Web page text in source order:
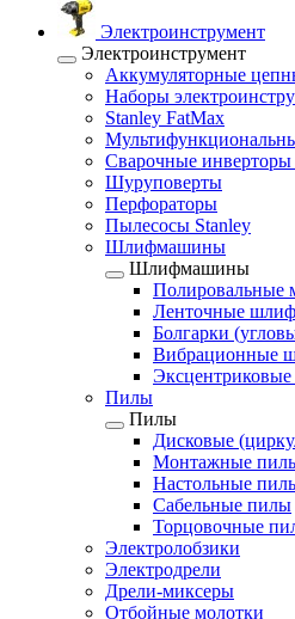
Электроинструмент
Электроинструмент
Аккумуляторные
Наборы
Stanley FatMax
Сварочные инверторы
Шуруповерты
Перфораторы
Пылесосы Stanley
Шлифмашины
Шлифмашины
Полировальные
Ленточные
Болгарки
Вибрационные
Пилы
Пилы
Дисковые
Монтажные
Настольные
Сабельные пилы
Торцовочные
Электролобзики
Электродрели
Дрели-миксеры
Отбойные молотки